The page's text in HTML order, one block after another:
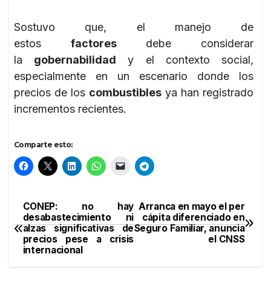
Sostuvo que, el manejo de
estos factoresdebe considerar
la gobernabilidad y el contexto social,
especialmente en un escenario donde los
precios de los combustibles ya han registrado
incrementos recientes.
Comparte esto:
Navegación
de
Arranca en mayo el per
cápita diferenciado en
Seguro Familiar, anuncia
el CNSS
CONEP: no hay
desabastecimiento ni
alzas significativas de
precios pese a crisis
internacional